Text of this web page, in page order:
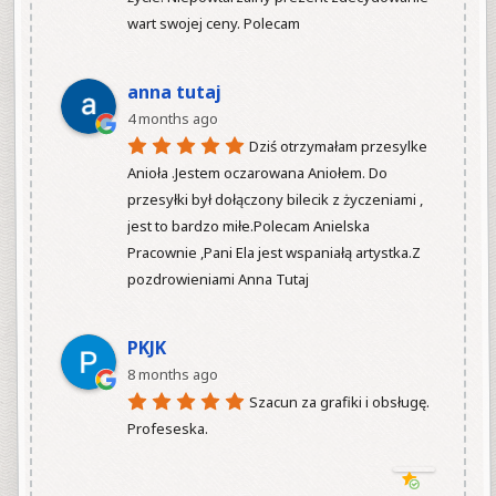
wart swojej ceny. Polecam
anna tutaj
4 months ago
Dziś otrzymałam przesylke
Anioła .Jestem oczarowana Aniołem. Do
przesyłki był dołączony bilecik z życzeniami ,
jest to bardzo miłe.Polecam Anielska
Pracownie ,Pani Ela jest wspaniałą artystka.Z
pozdrowieniami Anna Tutaj
PKJK
8 months ago
Szacun za grafiki i obsługę.
Profeseska.